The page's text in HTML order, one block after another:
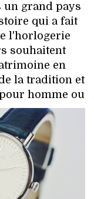
un grand pays
qui a fait
l'horlogerie
souhaitent
en
la tradition et
homme ou